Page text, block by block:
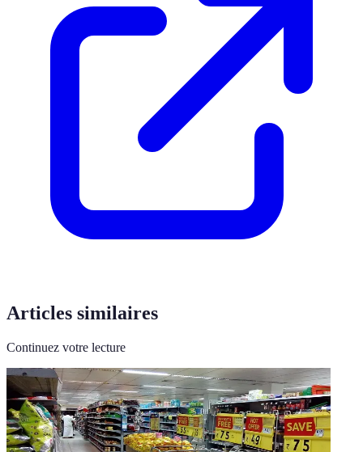
Articles similaires
Continuez votre lecture